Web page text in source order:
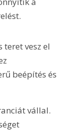
vesz el
beépítés és
vállal.